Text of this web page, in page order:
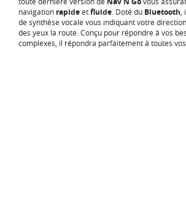
navigation rapideetfluide. Doté du Bluetooth,
de synthèse vocale vous indiquant votre
des yeux la route. Conçu pour répondre à vos
complexes, il répondra parfaitement à toutes